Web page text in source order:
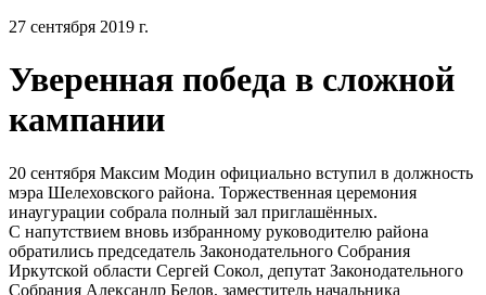
27 сентября 2019 г.
Уверенная победа в сложной
кампании
20 сентября Максим Модин официально вступил в должность
мэра Шелеховского района. Торжественная церемония
инаугурации собрала полный зал приглашённых.
С напутствием вновь избранному руководителю района
обратились председатель Законодательного Собрания
Иркутской области Сергей Сокол, депутат Законодательного
Собрания Александр Белов, заместитель начальника